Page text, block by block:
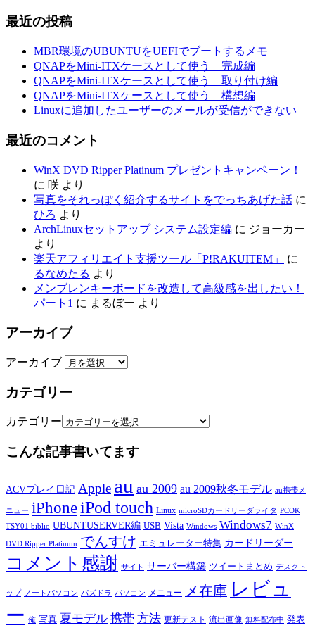
最近の投稿
MBR環境のUBUNTUをUEFIでブートするメモ
QNAPをMini-ITXケースとして使う 完成編
QNAPをMini-ITXケースとして使う 取り付け編
QNAPをMini-ITXケースとして使う 構想編
Linuxに追加したユーザーのメールが受信ができない
最近のコメント
WinX DVD Ripper Platinum プレゼントキャンペーン！
に 咲 より
写真をそれっぽく紹介するサイトをでっちあげた話 に
ひろ より
ArchLinuxセットアップ システム設定編 に ジョーカー
より
楽天アフィリエイト支援ツール「P!RAKUITEM」
に
るなめたる より
メンブレンキーボードを改造して高級感を出したい！
パート1 に まるぼー より
アーカイブ
アーカイブ
カテゴリー
カテゴリー
こんな記事書いてます
ACVプレイ日記 Apple au au 2009 au 2009秋冬モデル au携帯メ
ニュー iPhoneiPod touch Linux microSDカードリーダライタ PCOK
TSY01 biblio UBUNTUSERVER編 USB Vista Windows Windows7 WinX
DVD Ripper Platinum でんすけ エミュレーター特集 カードリーダー
コメント感謝 サイト サーバー構築 ツイートまとめ デスクト
ップ ノートパソコン パズドラ パソコン メニュー メ在庫 レビュ
ー 俺 写真 夏モデル 携帯 方法 更新テスト 流出画像 無料配布中 発表